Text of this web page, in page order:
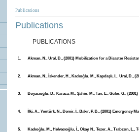
Publications
Publications
PUBLICATIONS
1. Akman, N., Ural, D., (2001) Mobilization for a Disaster
2. Akman, N., İskender, H., Kadıoğlu, M., Kapdaşlı, I., Ural, D.,
3. Boyacıoğlu, D., Karaca, M., Şahin, M., Tarı, E., Güler, G.,
4. İlki, A., Yentürk, N., Demir, İ., Bakır, P. B., (2001) Emergency
5. Kadıoğlu, M., Helvacıoğlu, İ., Okay, N., Tezer, A., Trabzon, L.,